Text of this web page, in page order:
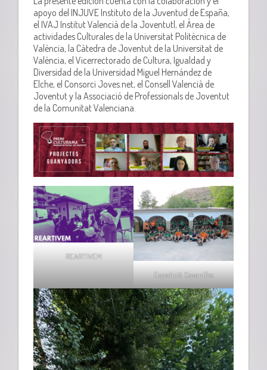
apoyo del INJUVE Instituto de la Juventud de España,
el IVAJ Institut Valencià de la Joventutl, el Área de
actividades Culturales de la Universitat Politècnica de
València, la Càtedra de Joventut de la Universitat de
València, el Vicerrectorado de Cultura, Igualdad y
Diversidad de la Universidad Miguel Hernández de
Elche, el Consorci Joves.net, el Consell Valencià de
Joventut y la Associació de Professionals de Joventut
de la Comunitat Valenciana.
REARTIVEM
Expedició Cavanilles